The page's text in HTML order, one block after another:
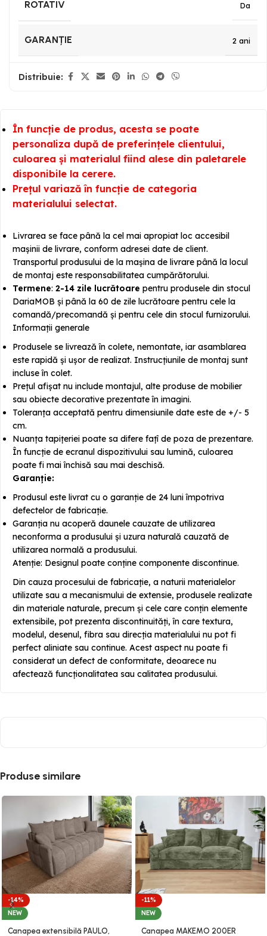
ROTATIV Da
GARANȚIE 2 ani
Distribuie:
În funcție de produs, acesta se poate
personaliza după de preferințele clientului,
culoarea și materialul fiind alese din paletarele
disponibile la cerere.
Prețul variază în funcție de categoria
materialului selectat.
Livrarea se face până la cel mai apropiat loc accesibil
mașinii de livrare, conform adresei date de client.
Transportul produsului de la mașina de livrare până la locul
de montaj este responsabilitatea cumpărătorului.
Termene: 2-14 zile lucrătoare pentru produsele din stocul
DariaMOB și până la 60 de zile lucrătoare pentru cele la
comandă/precomandă și pentru cele din stocul furnizorului.
Informații generale
Produsele se livrează în colete, nemontate, iar asamblarea
este rapidă și ușor de realizat. Instrucțiunile de montaj sunt
incluse în colet.
Prețul afișat nu include montajul, alte produse de mobilier
sau obiecte decorative prezentate în imagini.
Toleranța acceptată pentru dimensiunile date este de +/- 5
cm.
Nuanța tapițeriei poate sa difere fațî de poza de prezentare.
În funcție de ecranul dispozitivului sau lumină, culoarea
poate fi mai închisă sau mai deschisă.
Garanție:
Produsul este livrat cu o garanție de 24 luni împotriva
defectelor de fabricație.
Garanția nu acoperă daunele cauzate de utilizarea
neconforma a produsului și uzura naturală cauzată de
utilizarea normală a produsului.
Atenție: Designul poate conține componente discontinue.
Din cauza procesului de fabricație, a naturii materialelor
utilizate sau a mecanismului de extensie, produsele realizate
din materiale naturale, precum și cele care conțin elemente
extensibile, pot prezenta discontinuități, în care textura,
modelul, desenul, fibra sau direcția materialului nu pot fi
perfect aliniate sau continue. Acest aspect nu poate fi
considerat un defect de conformitate, deoarece nu
afectează funcționalitatea sau calitatea produsului.
Produse similare
-14%
NEW
Canapea extensibilă PAULO,
-11%
NEW
Canapea MAKEMO 200ER